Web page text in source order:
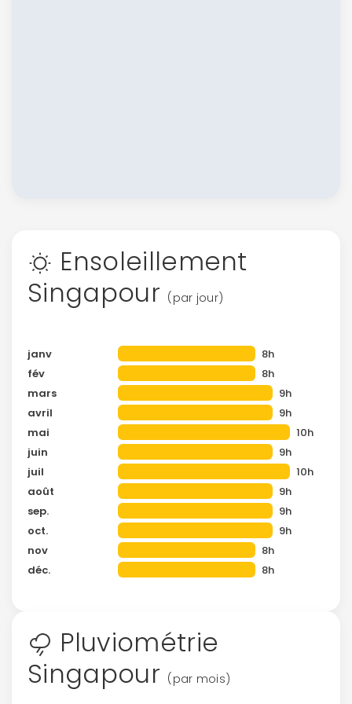
Ensoleillement
Singapour (par jour)
janv
8h
fév
8h
mars
9h
avril
9h
mai
10h
juin
9h
juil
10h
août
9h
sep.
9h
oct.
9h
nov
8h
déc.
8h
Pluviométrie
Singapour (par mois)